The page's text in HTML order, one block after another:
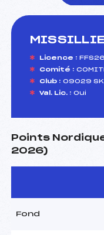
Licence :
Comité :
Club : 09029 SKI
Val. Lic. : Oui
Points
2026)
Fond